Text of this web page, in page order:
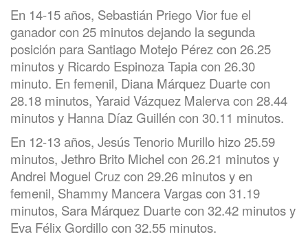
En 14-15 años, Sebastián Priego Vior fue el
ganador con 25 minutos dejando la segunda
posición para Santiago Motejo Pérez con 26.25
minutos y Ricardo Espinoza Tapia con 26.30
minuto. En femenil, Diana Márquez Duarte con
28.18 minutos, Yaraid Vázquez Malerva con 28.44
minutos y Hanna Díaz Guillén con 30.11 minutos.
En 12-13 años, Jesús Tenorio Murillo hizo 25.59
minutos, Jethro Brito Michel con 26.21 minutos y
Andrei Moguel Cruz con 29.26 minutos y en
femenil, Shammy Mancera Vargas con 31.19
minutos, Sara Márquez Duarte con 32.42 minutos y
Eva Félix Gordillo con 32.55 minutos.